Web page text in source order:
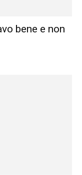
bene e non